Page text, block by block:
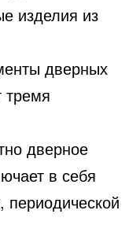
изделия из
дверных
тремя
дверное
в себя
периодической